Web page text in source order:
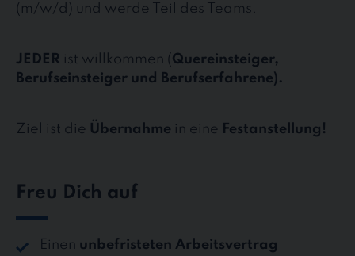
(m/w/d) und werde Teil des Teams.
JEDER ist willkommen (Quereinsteiger,
Berufseinsteiger und Berufserfahrene).
Ziel ist die Übernahme in eine Festanstellung!
Freu Dich auf
Einen unbefristeten Arbeitsvertrag